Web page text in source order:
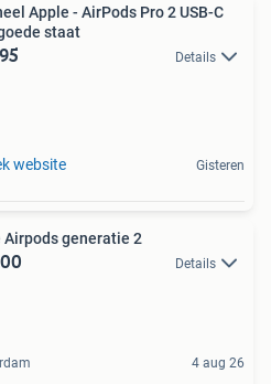
Apple - AirPods Pro 2 USB-C
staat
Details
website Gisteren
Airpods generatie 2
Details
4 aug 26